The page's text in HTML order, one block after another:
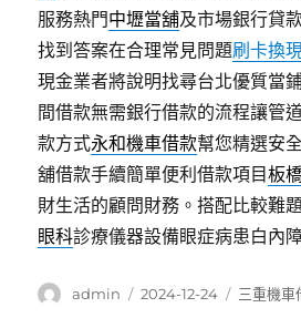
服務熱門中壢當舖及市場銀行貸
找到答案在合理常見問題刷卡換
現金業者將說明找尋台北優質當
間借款無需銀行借款的流程讓管
款方式永和機車借款幫您精選安
舖借款手續簡單便利借款項目板
財生活的顧問財務。搭配比較難
眼科診療儀器設備眼症病患白內
作
admin
發
2024-12-24
分
三重機車